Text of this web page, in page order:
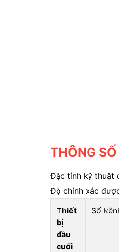
THÔNG
Đặc tính kỹ thuật
Độ chính xác
Thiết
bị
đầu
cuối
Số